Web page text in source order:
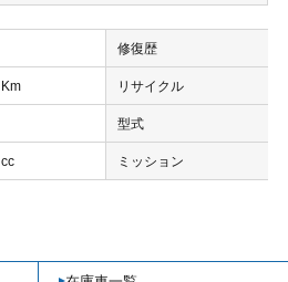
修復歴
Km リサイクル
型式
cc ミッション